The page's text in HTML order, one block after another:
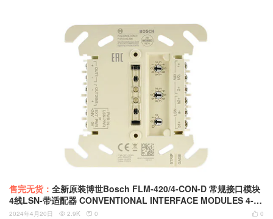
售完无货： 全新原装博世Bosch FLM-420/4-CON-D 常规接口模块
4线LSN-带适配器 CONVENTIONAL INTERFACE MODULES 4‑WI
RE LSN
 0
2024年4月20日  2.9K  0